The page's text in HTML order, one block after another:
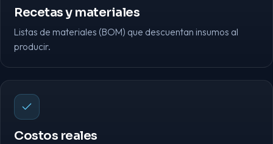
Recetas y materiales
Listas de materiales (BOM) que descuentan insumos al
producir.
Costos reales